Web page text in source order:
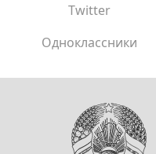
Twitter
Одноклассники